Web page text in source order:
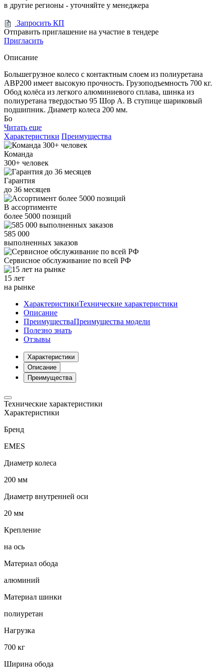
в другие регионы - уточняйте у менеджера
Запросить КП
Отправить приглашение на участие в тендере
Пригласить
Описание
Большегрузное колесо с контактным слоем из полиуретана
ABP200 имеет высокую прочность. Грузоподъемность 700 кг.
Обод колёса из легкого алюминиевого сплава, шинка из
полиуретана твердостью 95 Шор А. В ступице шариковый
подшипник. Диаметр колеса 200 мм.
Бо
Читать еще
Характеристики Преимущества
Команда
300+ человек
Гарантия
до 36 месяцев
В ассортименте
более 5000 позиций
585 000
выполненных заказов
Сервисное обслуживание по всей РФ
15 лет
на рынке
ХарактеристикиТехнические характеристики
Описание
ПреимуществаПреимущества модели
Полезно знать
Отзывы
Характеристики
Описание
Преимущества
Технические характеристики
Характеристики
Бренд
EMES
Диаметр колеса
200 мм
Диаметр внутренней оси
20 мм
Крепление
на ось
Материал обода
алюминий
Материал шинки
полиуретан
Нагрузка
700 кг
Ширина обода